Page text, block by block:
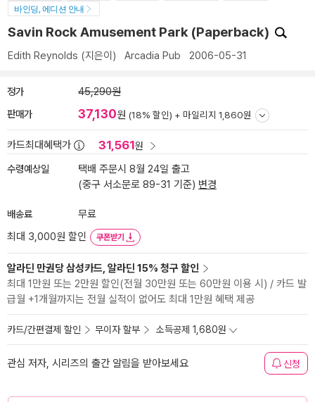
바인딩, 에디션 안내
Savin Rock Amusement Park (Paperback)
Edith Reynolds (지은이) Arcadia Pub 2006-05-31
정가 45,290원
판매가 37,130원 (18% 할인) + 마일리지 1,860원
카드최대혜택가 31,561원
수령예상일
택배 주문시 8월 24일 출고
(중구 서소문로 89-31 기준) 변경
배송료
무료
최대 3,000원 할인
쿠폰받기
알라딘 만권당 삼성카드, 알라딘 15% 청구 할인
최대 1만원 또는 2만원 할인(전월 30만원 또는 60만원 이용 시) / 카드 발
급월 +1개월까지는 전월 실적이 없어도 최대 1만원 혜택 제공
카드/간편결제 할인 무이자 할부 소득공제 1,680원
관심 저자, 시리즈의 출간 알림을 받아보세요 신청